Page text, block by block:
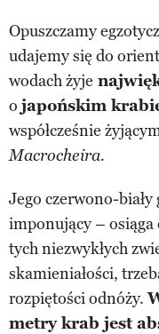
Opuszczamy
udajemy się do
wodach żyje
o japońskim
współcześnie
Macrocheira.
Jego czerwono-biały
imponujący – osiąga
tych niezwykłych
skamieniałości,
rozpiętości odnóży.
metry krab jest